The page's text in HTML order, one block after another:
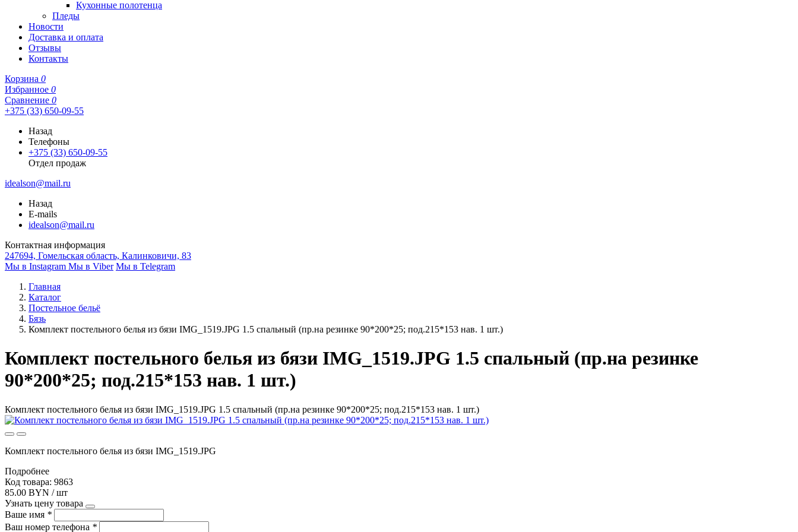
Кухонные полотенца
Пледы
Новости
Доставка и оплата
Отзывы
Контакты
Корзина 0
Избранное 0
Сравнение 0
+375 (33) 650-09-55
Назад
Телефоны
+375 (33) 650-09-55
Отдел продаж
idealson@mail.ru
Назад
E-mails
idealson@mail.ru
Контактная информация
247694, Гомельская область, Калинковичи, 83
Мы в Instagram Мы в Viber Мы в Telegram
Главная
Каталог
Постельное бельё
Бязь
Комплект постельного белья из бязи IMG_1519.JPG 1.5 спальный (пр.на резинке 90*200*25; под.215*153 нав. 1 шт.)
Комплект постельного белья из бязи IMG_1519.JPG 1.5 спальный (пр.на резинке
90*200*25; под.215*153 нав. 1 шт.)
Комплект постельного белья из бязи IMG_1519.JPG 1.5 спальный (пр.на резинке 90*200*25; под.215*153 нав. 1 шт.)
Комплект постельного белья из бязи IMG_1519.JPG
Подробнее
Код товара: 9863
85.00 BYN / шт
Узнать цену товара
Ваше имя *
Ваш номер телефона *